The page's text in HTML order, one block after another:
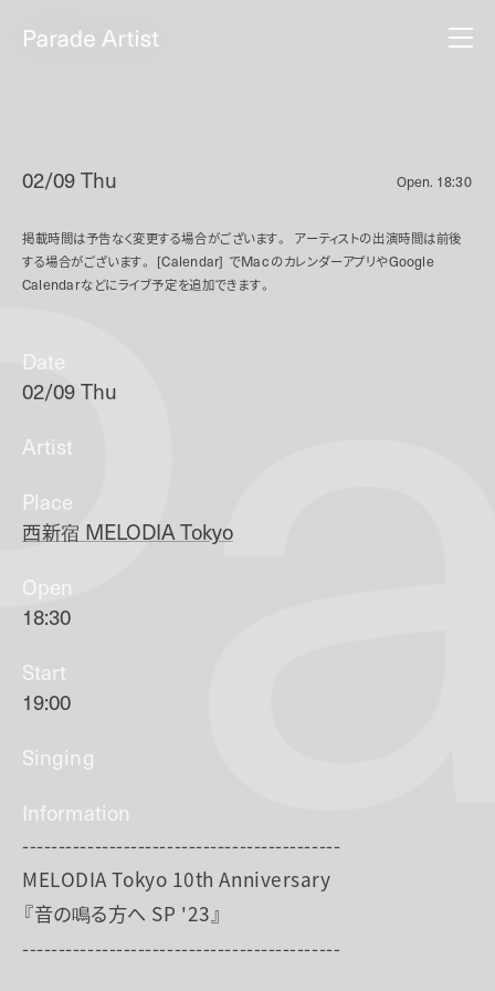
02/09 Thu Open. 18:30
掲載時間は予告なく変更する場合がございます。
アーティストの出演時間は前後
する場合がございます。
[Calendar] でMacのカレンダーアプリやGoogle
Calendarなどにライブ予定を追加できます。
Date
02/09 Thu
Artist
Place
西新宿 MELODIA Tokyo
Open
18:30
Start
19:00
Singing
Information
--------------------------------------------
MELODIA Tokyo 10th Anniversary
『音の鳴る方へ SP '23』
--------------------------------------------